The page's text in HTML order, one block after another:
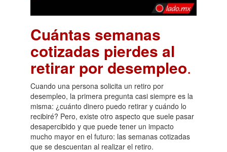
Cuántas semanas
cotizadas pierdes al
retirar por desempleo.
Cuando una persona solicita un retiro por
desempleo, la primera pregunta casi siempre es la
misma: ¿cuánto dinero puedo retirar y cuándo lo
recibiré? Pero, existe otro aspecto que suele pasar
desapercibido y que puede tener un impacto
mucho mayor en el futuro: las semanas cotizadas
que se descuentan al realizar el retiro.